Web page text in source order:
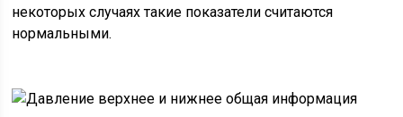
некоторых случаях такие показатели считаются
нормальными.